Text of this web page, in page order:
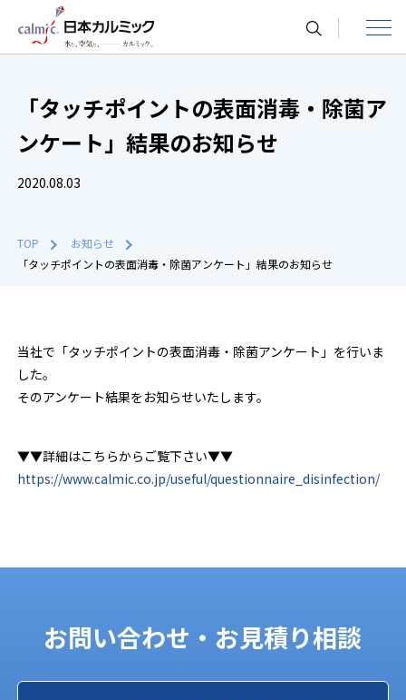
toggle
「タッチポイントの表面消毒・除菌ア
ンケート」結果のお知らせ
2020.08.03
TOP
お知らせ
「タッチポイントの表面消毒・除菌アンケート」結果のお知らせ
当社で「タッチポイントの表面消毒・除菌アンケート」を行いま
した。
そのアンケート結果をお知らせいたします。
▼▼詳細はこちらからご覧下さい▼▼
https://www.calmic.co.jp/useful/questionnaire_disinfection/
お問い合わせ・お見積り相談